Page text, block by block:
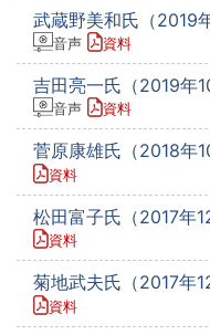
武蔵野美和氏（2019
音声 資料
吉田亮一氏（2019年
音声 資料
菅原康雄氏（2018年
資料
松田富子氏（2017年
資料
菊地武夫氏（2017年
資料